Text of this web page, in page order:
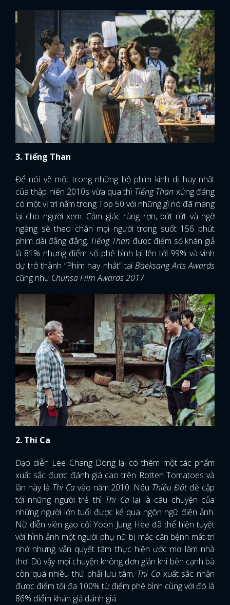
3. Tiếng Than
Để nói về một trong những bộ phim kinh dị hay nhất
của thập niên 2010s vừa qua thì Tiếng Than xứng đáng
có một vị trí nằm trong Top 50 với những gì nó đã mang
lại cho người xem. Cảm giác rùng rợn, bứt rứt và ngỡ
ngàng sẽ theo chân mọi người trong suốt 156 phút
phim dài đằng đẵng. Tiếng Than được điểm số khán giả
là 81% nhưng điểm số phê bình lại lên tới 99% và vinh
dự trở thành “Phim hay nhất” tại Baeksang Arts Awards
cũng như Chunsa Film Awards 2017.
2. Thi Ca
Đạo diễn Lee Chang Dong lại có thêm một tác phẩm
xuất sắc được đánh giá cao trên Rotten Tomatoes và
lần này là Thi Ca vào năm 2010. Nếu Thiêu Đốt đề cập
tới những người trẻ thì Thi Calại là câu chuyện của
những người lớn tuổi được kể qua ngôn ngữ điện ảnh.
Nữ diễn viên gạo cội Yoon Jung Hee đã thể hiện tuyệt
vời hình ảnh một người phụ nữ bị mắc căn bệnh mất trí
nhớ nhưng vẫn quyết tâm thực hiện ước mơ làm nhà
thơ. Dù vậy mọi chuyện không đơn giản khi bên cạnh bà
còn quá nhiều thứ phải lưu tâm. Thi Ca xuất sắc nhận
được điểm tối đa 100% từ điểm phê bình cùng với đó là
86% điểm khán giả đánh giá.